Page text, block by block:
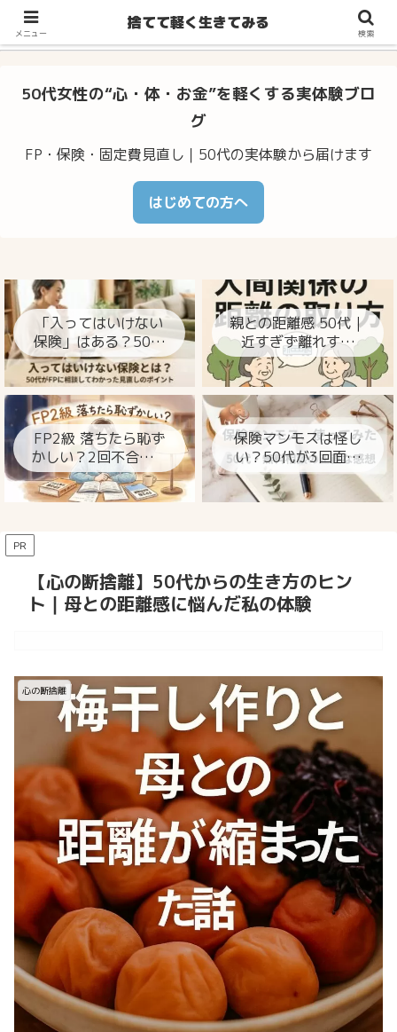
不安・体調のゆらぎ・お金の心配…50代からの暮らしをラクに整え
るヒント
50代女性の“心・体・お金”を軽くする実体験ブロ
グ
FP・保険・固定費見直し｜50代の実体験から届けます
はじめての方へ
「入ってはいけない
保険」はある？50代
がFPに相談してわか
った見直しのポイン
ト
親との距離感 50代｜
近すぎず離れすぎ
ず、心が楽になる整
FP2級 落ちたら恥ず
かしい？2回不合格の
私が今思うこと
保険マンモスは怪し
い？50代が3回面談
して分かった本当の
ところ
PR
【心の断捨離】50代からの生き方のヒン
ト｜母との距離感に悩んだ私の体験
心の断捨離
メニュー
捨てて軽く生きてみる
検索